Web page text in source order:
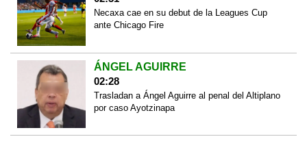
Necaxa cae en su debut de la Leagues Cup
ante Chicago Fire
ÁNGEL AGUIRRE
02:28
Trasladan a Ángel Aguirre al penal del Altiplano
por caso Ayotzinapa